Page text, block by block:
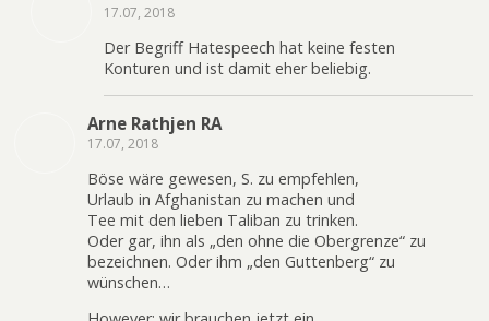
17.07, 2018
Der Begriff Hatespeech hat keine festen
Konturen und ist damit eher beliebig.
Arne Rathjen RA
17.07, 2018
Böse wäre gewesen, S. zu empfehlen,
Urlaub in Afghanistan zu machen und
Tee mit den lieben Taliban zu trinken.
Oder gar, ihn als „den ohne die Obergrenze“ zu
bezeichnen. Oder ihm „den Guttenberg“ zu
wünschen…